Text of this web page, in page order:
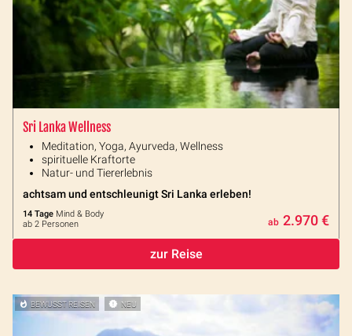
Sri Lanka Wellness
Meditation, Yoga, Ayurveda, Wellness
spirituelle Kraftorte
Natur- und Tiererlebnis
achtsam und entschleunigt Sri Lanka erleben!
14 Tage Mind & Body
ab 2 Personen
ab 2.970 €
zur Reise
BEWUSST REISEN NEU